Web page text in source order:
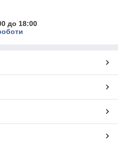
до 18:00